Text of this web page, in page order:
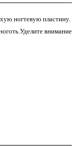
ногтевую пластину.
внимание